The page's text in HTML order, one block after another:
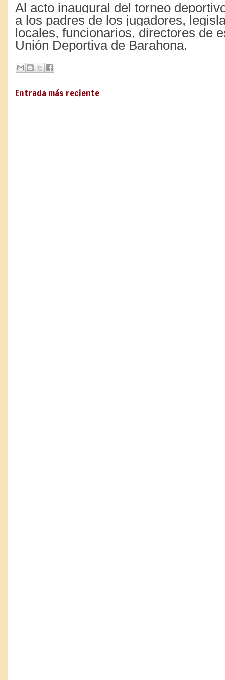
Al acto inaugural del torneo
a los padres de los jugadores,
locales, funcionarios, directores de
Unión Deportiva de Barahona.
Entrada más reciente